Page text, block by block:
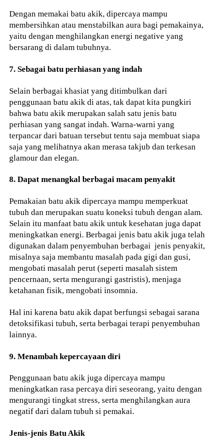
Dengan memakai batu akik, dipercaya mampu
membersihkan atau menstabilkan aura bagi pemakainya,
yaitu dengan menghilangkan energi negative yang
bersarang di dalam tubuhnya.
7. Sebagai batu perhiasan yang indah
Selain berbagai khasiat yang ditimbulkan dari
penggunaan batu akik di atas, tak dapat kita pungkiri
bahwa batu akik merupakan salah satu jenis batu
perhiasan yang sangat indah. Warna-warni yang
terpancar dari batuan tersebut tentu saja membuat siapa
saja yang melihatnya akan merasa takjub dan terkesan
glamour dan elegan.
8. Dapat menangkal berbagai macam penyakit
Pemakaian batu akik dipercaya mampu memperkuat
tubuh dan merupakan suatu koneksi tubuh dengan alam.
Selain itu manfaat batu akik untuk kesehatan juga dapat
meningkatkan energi. Berbagai jenis batu akik juga telah
digunakan dalam penyembuhan berbagai jenis penyakit,
misalnya saja membantu masalah pada gigi dan gusi,
mengobati masalah perut (seperti masalah sistem
pencernaan, serta mengurangi gastristis), menjaga
ketahanan fisik, mengobati insomnia.
Hal ini karena batu akik dapat berfungsi sebagai sarana
detoksifikasi tubuh, serta berbagai terapi penyembuhan
lainnya.
9. Menambah kepercayaan diri
Penggunaan batu akik juga dipercaya mampu
meningkatkan rasa percaya diri seseorang, yaitu dengan
mengurangi tingkat stress, serta menghilangkan aura
negatif dari dalam tubuh si pemakai.
Jenis-jenis Batu Akik